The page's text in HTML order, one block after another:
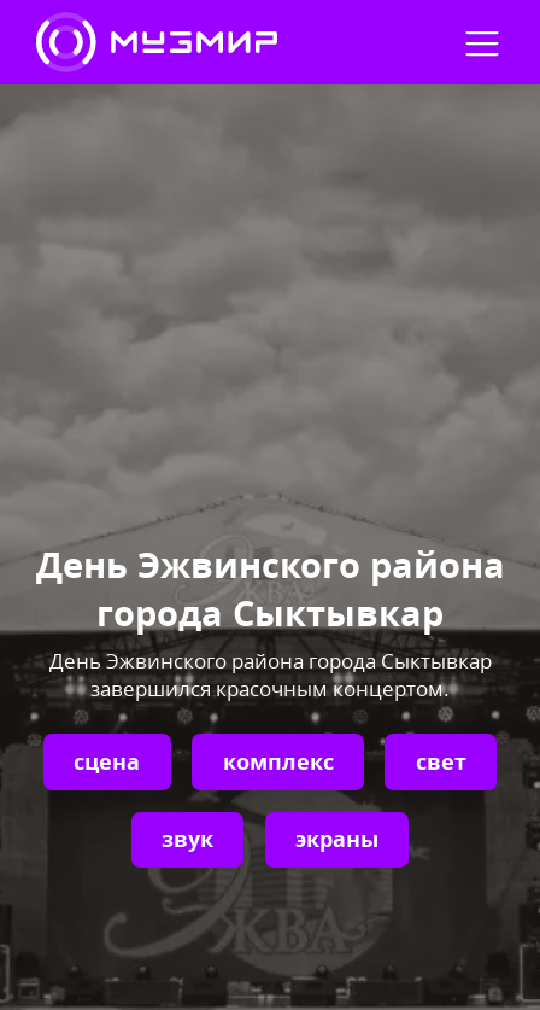
День Эжвинского района
города Сыктывкар
День Эжвинского района города Сыктывкар
завершился красочным концертом.
сцена комплекс свет
звук экраны